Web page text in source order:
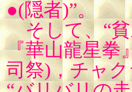
●(隠者)”。
そして、“貧
『華山龍星拳
司祭)，チャ